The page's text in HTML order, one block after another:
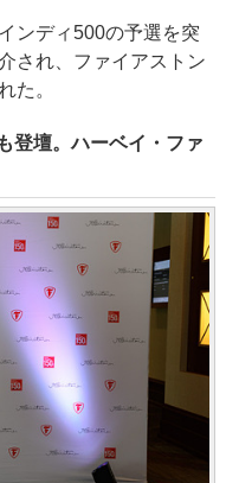
ンディ500の予選を突
され、ファイアストン
た。
登壇。ハーベイ・ファ